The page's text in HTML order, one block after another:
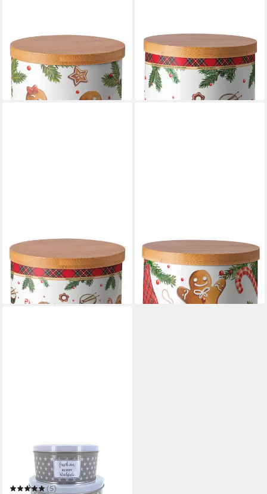
AMBIENTE®
Vorratsdose Gingerbread
cookies
20,95 €
in 3-4 Werktagen bei dir
AMBIENTE®
Vorratsdose Classic rocking
horse
22,95 €
in 3-4 Werktagen bei dir
AMBIENTE®
Vorratsdose Classic rocking
horse
20,95 €
in 3-4 Werktagen bei dir
AMBIENTE®
Vorratsdose Gingerbread
cookies
22,95 €
in 3-4 Werktagen bei dir
HEIMTEXLAND
Vorratsdose Plätzchendosen
Gebäckdosen Aufbewahrung
Metalldose
(5)